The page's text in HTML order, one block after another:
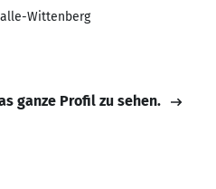
Wittenberg
ganze Profil zu sehen.